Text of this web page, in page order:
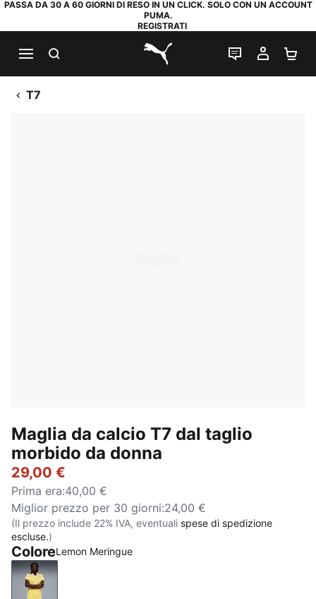
PASSA DA 30 A 60 GIORNI DI RESO IN UN CLICK. SOLO CON UN ACCOUNT
PUMA.
REGISTRATI
PUMA.com
CHAT IL MIO
T7
Maglia da calcio T7 dal taglio
morbido da donna
29,00 €
Prima era:40,00 €
Miglior prezzo per 30 giorni:24,00 €
(Il prezzo include 22% IVA, eventuali spese di spedizione
escluse.)
ColoreLemon Meringue
Lemon Meringue